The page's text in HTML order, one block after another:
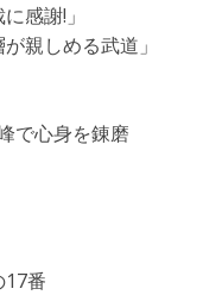
感謝!」
親しめる武道」
で心身を錬磨
17番